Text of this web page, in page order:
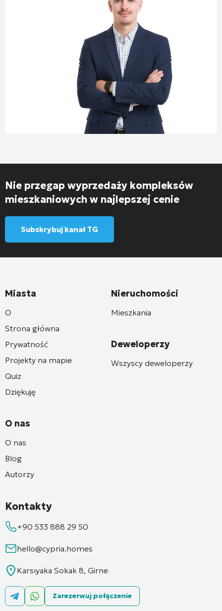
Nie przegap wyprzedaży kompleksów
mieszkaniowych w najlepszej cenie
Subskrybuj kanał TG
Miasta
O
Strona główna
Prywatność
Projekty na mapie
Quiz
Dziękuję
O nas
O nas
Blog
Autorzy
Nieruchomości
Mieszkania
Deweloperzy
Wszyscy deweloperzy
Kontakty
+90 533 888 29 50
hello@cypria.homes
Karsıyaka Sokak 8, Girne
Zarezerwuj połączenie